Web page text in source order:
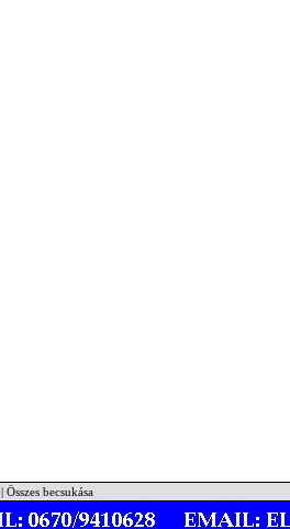
Összes becsukása